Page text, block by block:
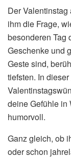
Der
ihm die Frage,
besonderen Tag
Geschenke und
Geste sind,
tiefsten. In
deine Gefühle in
humorvoll.
Ganz gleich, ob
oder schon